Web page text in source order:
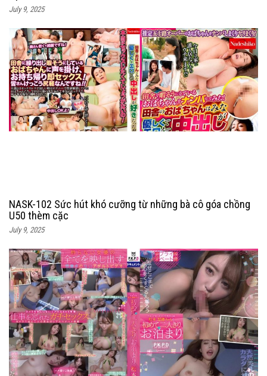
July 9, 2025
NASK-102 Sức hút khó cưỡng từ những bà cô góa chồng
U50 thèm cặc
July 9, 2025